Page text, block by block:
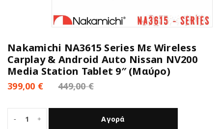
Nakamichi NA3615 Series Με Wireless
Carplay & Android Auto Nissan NV200
Media Station Tablet 9″ (Μαύρο)
449,00€
399,00 €
Αγορά